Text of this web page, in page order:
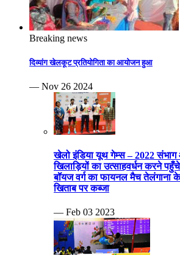
Breaking news
दिव्यांग खेलकूट प्रतियोगिता का आयोजन हुआ
— Nov 26 2024
खेलो इंडिया यूथ गेम्स – 2022
खिलाड़ियों का उत्साहवर्धन करने
बॉयज वर्ग का फायनल मैच तेलंगाना
खिताब पर कब्जा
— Feb 03 2023